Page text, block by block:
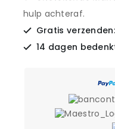
hulp achteraf.
Gratis
14 dagen